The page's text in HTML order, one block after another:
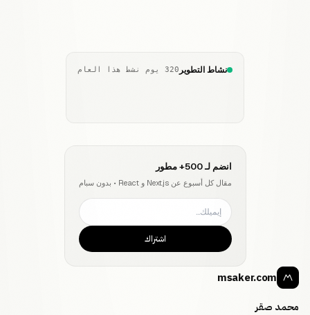
نشاط التطوير 320 يوم نشط هذا العام
انضم لـ 500+ مطور
مقال كل أسبوع عن Next.js و React • بدون سبام
اشتراك
msaker.com
محمد صقر